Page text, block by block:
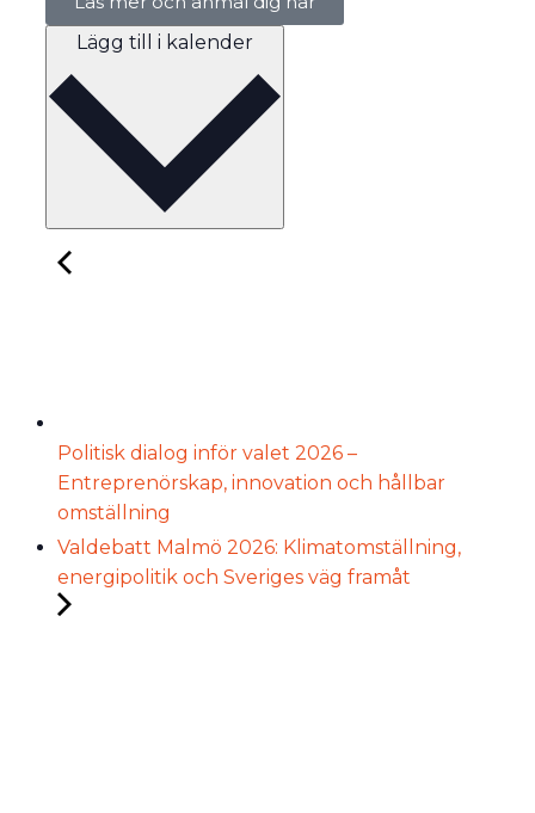
Politisk dialog inför valet 2026 –
Entreprenörskap, innovation och hållbar
omställning
Valdebatt Malmö 2026: Klimatomställning,
energipolitik och Sveriges väg framåt